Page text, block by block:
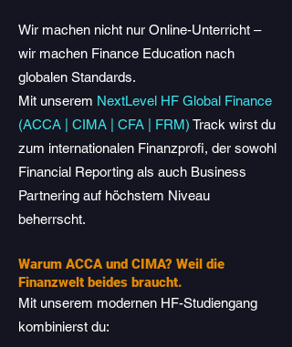
Wir machen nicht nur Online-Unterricht –
wir machen Finance Education nach
globalen Standards.
Mit unserem NextLevel HF Global Finance
(ACCA | CIMA | CFA | FRM) Track wirst du
zum internationalen Finanzprofi, der sowohl
Financial Reporting als auch Business
Partnering auf höchstem Niveau
beherrscht.
Warum ACCA und CIMA? Weil die
Finanzwelt beides braucht.
Mit unserem modernen HF-Studiengang
kombinierst du: